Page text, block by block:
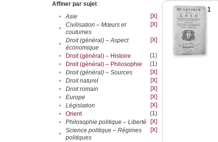
Affiner par sujet
•
Asie
[X]
•
Civilisation – Mœurs et
coutumes
[X]
•
Droit (général) – Aspect
économique
[X]
• Droit (général) – Histoire
(1)
•
Droit (général) – Philosophie
(1)
•
Droit (général) – Sources
[X]
•
Droit naturel
[X]
•
Droit romain
[X]
•
Europe
[X]
•
Législation
[X]
•
Orient
(1)
•
Philosophie politique – Liberté
[X]
•
Science politique – Régimes
politiques
[X]
1